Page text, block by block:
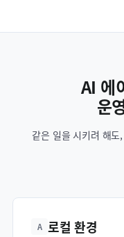
AI 에
운
같은 일을 시키려 해
A 로컬 환경